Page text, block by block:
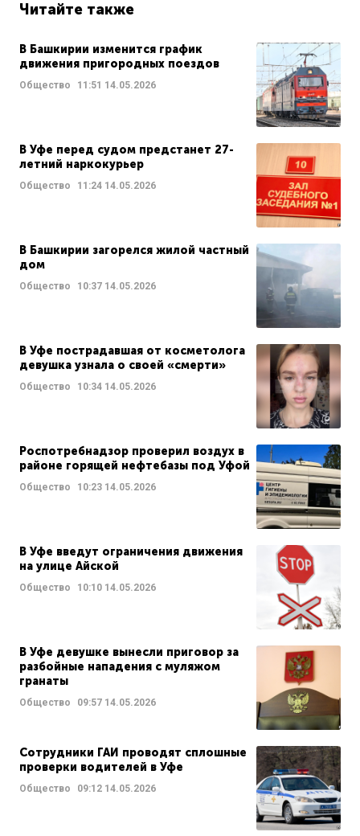
Читайте также
В Башкирии изменится график
движения пригородных поездов
Общество 11:51 14.05.2026
В Уфе перед судом предстанет 27-
летний наркокурьер
Общество 11:24 14.05.2026
В Башкирии загорелся жилой частный
дом
Общество 10:37 14.05.2026
В Уфе пострадавшая от косметолога
девушка узнала о своей «смерти»
Общество 10:34 14.05.2026
Роспотребнадзор проверил воздух в
районе горящей нефтебазы под Уфой
Общество 10:23 14.05.2026
В Уфе введут ограничения движения
на улице Айской
Общество 10:10 14.05.2026
В Уфе девушке вынесли приговор за
разбойные нападения с муляжом
гранаты
Общество 09:57 14.05.2026
Сотрудники ГАИ проводят сплошные
проверки водителей в Уфе
Общество 09:12 14.05.2026